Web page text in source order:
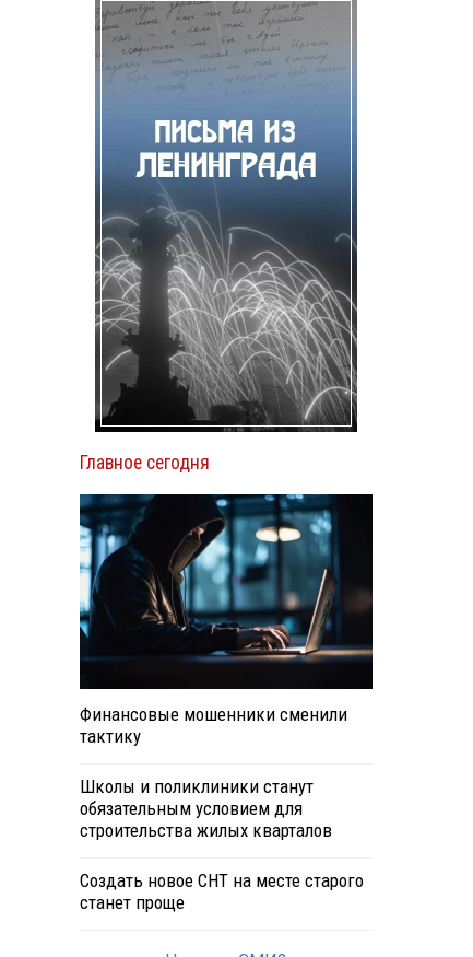
Главное сегодня
Финансовые мошенники сменили
тактику
Школы и поликлиники станут
обязательным условием для
строительства жилых кварталов
Создать новое СНТ на месте старого
станет проще